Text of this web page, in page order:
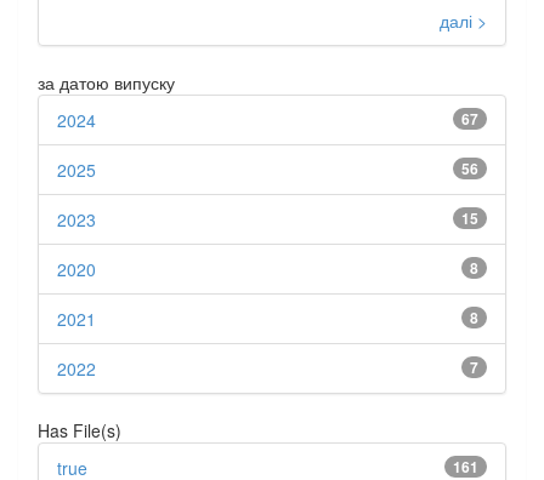
далі >
за датою випуску
67
2024
56
2025
15
2023
8
2020
8
2021
7
2022
Has File(s)
161
true